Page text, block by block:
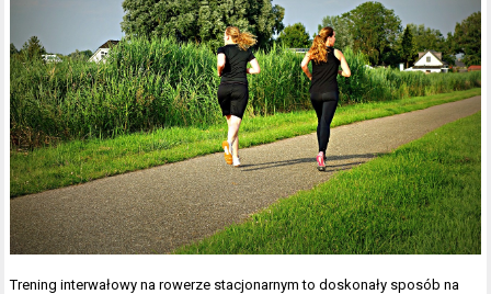
Trening interwałowy na rowerze stacjonarnym to doskonały sposób na